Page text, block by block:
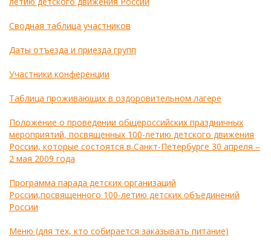
Сводная таблица участников
Даты отъезда и приезда групп
Участники конференции
Таблица проживающих в оздоровительном лагере
Положение о проведении общероссийских праздничных
мероприятий, посвященных 100-летию детского движения
России, которые состоятся в Санкт-Петербурге 30 апреля –
2 мая 2009 года
Программа парада детских организаций
России,посвященного 100-летию детских объединений
России
Меню (для тех, кто собирается заказывать питание)